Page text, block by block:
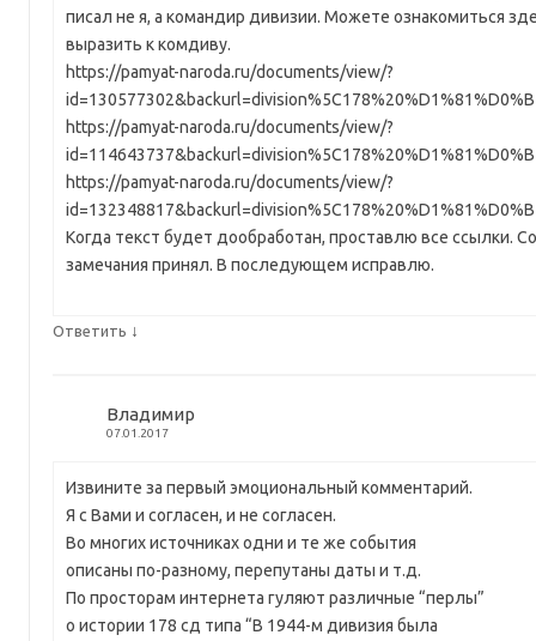
писал не я, а командир дивизии. Можете ознакомиться
выразить к комдиву.
https://pamyat-naroda.ru/documents/view/?
https://pamyat-naroda.ru/documents/view/?
https://pamyat-naroda.ru/documents/view/?
Когда текст будет дообработан, проставлю все ссылки.
замечания принял. В последующем исправлю.
Ответить ↓
Владимир
07.01.2017
Извините за первый эмоциональный комментарий.
Я с Вами и согласен, и не согласен.
Во многих источниках одни и те же события
описаны по-разному, перепутаны даты и т.д.
По просторам интернета гуляют различные “перлы”
о истории 178 сд типа “В 1944-м дивизия была